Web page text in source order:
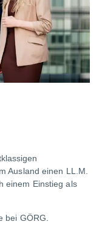
Ausland einen LL.M.
einem Einstieg als
bei GÖRG.